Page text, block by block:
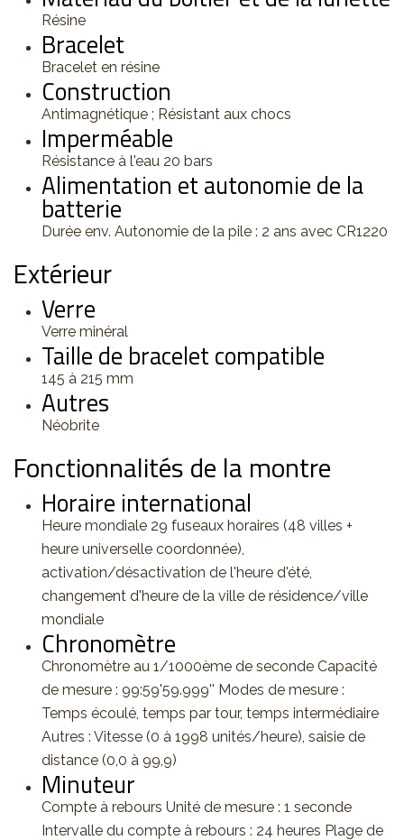
Résine
Bracelet
Bracelet en résine
Construction
Antimagnétique ; Résistant aux chocs
Imperméable
Résistance à l'eau 20 bars
Alimentation et autonomie de la
batterie
Durée env. Autonomie de la pile : 2 ans avec CR1220
Extérieur
Verre
Verre minéral
Taille de bracelet compatible
145 à 215 mm
Autres
Néobrite
Fonctionnalités de la montre
Horaire international
Heure mondiale 29 fuseaux horaires (48 villes +
heure universelle coordonnée),
activation/désactivation de l'heure d'été,
changement d'heure de la ville de résidence/ville
mondiale
Chronomètre
Chronomètre au 1/1000ème de seconde Capacité
de mesure : 99:59'59.999'' Modes de mesure :
Temps écoulé, temps par tour, temps intermédiaire
Autres : Vitesse (0 à 1998 unités/heure), saisie de
distance (0,0 à 99,9)
Minuteur
Compte à rebours Unité de mesure : 1 seconde
Intervalle du compte à rebours : 24 heures Plage de